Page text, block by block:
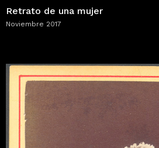
Retrato de una mujer
Noviembre 2017